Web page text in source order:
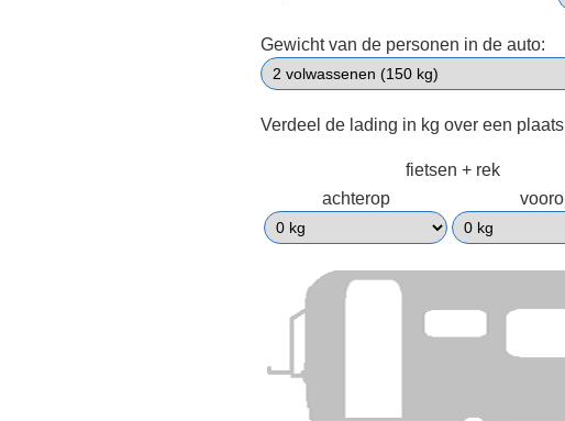
Gewicht van de personen in de auto:
Verdeel de lading in kg over een
fietsen + rek
achterop